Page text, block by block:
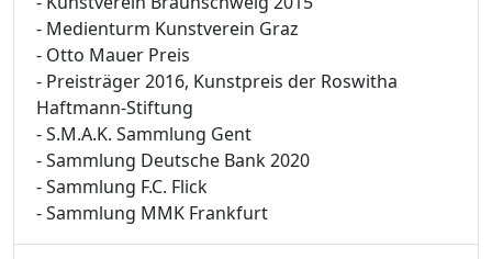
- Medienturm Kunstverein Graz
- Otto Mauer Preis
- Preisträger 2016, Kunstpreis der Roswitha
Haftmann-Stiftung
- S.M.A.K. Sammlung Gent
- Sammlung Deutsche Bank 2020
- Sammlung F.C. Flick
- Sammlung MMK Frankfurt